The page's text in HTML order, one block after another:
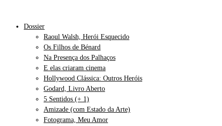
Dossier
Raoul Walsh, Herói Esquecido
Os Filhos de Bénard
Na Presença dos Palhaços
E elas criaram cinema
Hollywood Clássica: Outros Heróis
Godard, Livro Aberto
5 Sentidos (+ 1)
Amizade (com Estado da Arte)
Fotograma, Meu Amor